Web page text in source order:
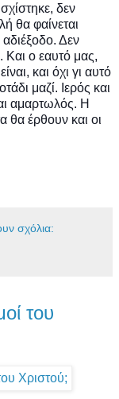
δεν
θα φαίνεται
Δεν
Και ο εαυτό μας,
και όχι γι αυτό
μαζί. Ιερός και
αμαρτωλός. Η
θα έρθουν και οι
σχόλια:
του